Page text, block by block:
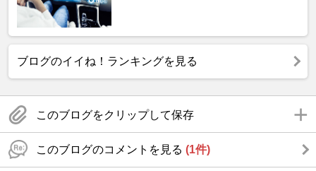
ブログのイイね！ランキングを見る
このブログをクリップして保存
このブログのコメントを見る (1件)